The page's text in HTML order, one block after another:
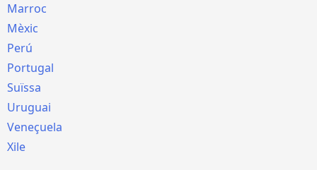
Marroc
Mèxic
Perú
Portugal
Suïssa
Uruguai
Veneçuela
Xile